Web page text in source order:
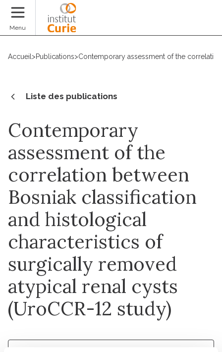
Menu
Accueil >Publications>Contemporary assessment of the
Liste des publications
Contemporary
assessment of the
correlation between
Bosniak classification
and histological
characteristics of
surgically removed
atypical renal cysts
(UroCCR-12 study)